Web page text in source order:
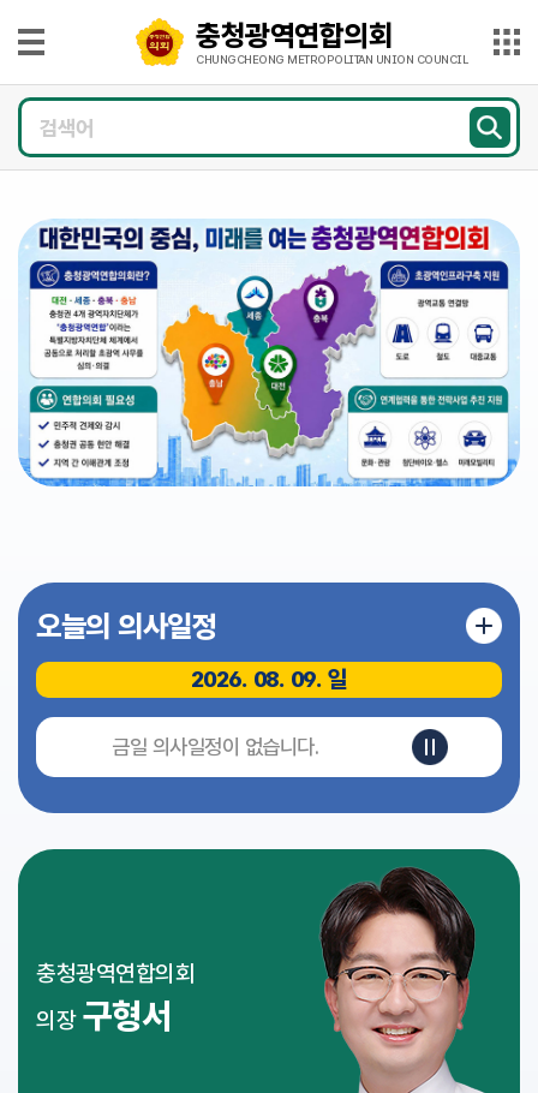
광
역
연
의
회
METROPOLITAN
UNION
COUNCIL
회
소
의
원
광
장
의
정
활
동
의
자
회
의
록
영
상
의
송
참
충청광역연합의회
CHUNGCHEONG METROPOLITAN UNION COUNCIL
오늘의 의사일정
2026. 08. 09. 일
금일 의사일정이 없습니다.
충청광역연합의회
의장 구형서